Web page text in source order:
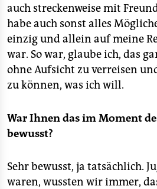
auch streckenweise mit
habe auch sonst alles
einzig und allein auf meine
war. So war, glaube ich, das
ohne Aufsicht zu verreisen
zu können, was ich will.
War Ihnen das im Moment
bewusst?
Sehr bewusst, ja tatsächlich.
waren, wussten wir immer,